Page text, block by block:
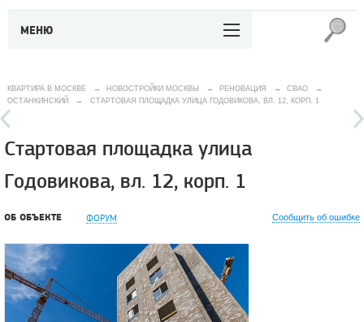
МЕНЮ
КВАРТИРА В МОСКВЕ → НОВОСТРОЙКИ МОСКВЫ → РЕНОВАЦИЯ → СВАО
→
ОСТАНКИНСКИЙ
→ СТАРТОВАЯ ПЛОЩАДКА УЛИЦА ГОДОВИКОВА, ВЛ. 12, КОРП. 1
Стартовая площадка улица
Годовикова, вл. 12, корп. 1
ОБ ОБЪЕКТЕ ФОРУМ Сообщить об ошибке